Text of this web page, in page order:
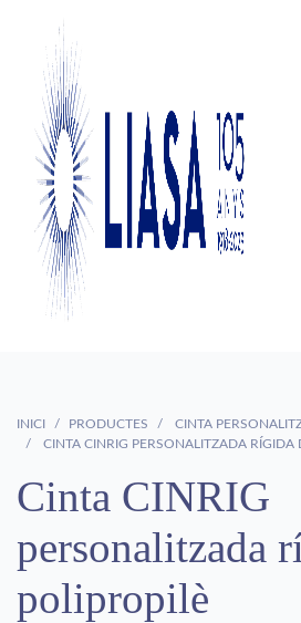
INICI PRODUCTES
CINTA
CINTA CINRIG PERSONALITZADA RÍGIDA
Cinta CINRIG
personalitzada
polipropilè